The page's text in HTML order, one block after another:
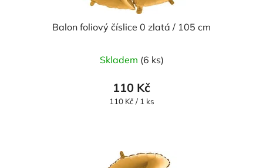
Balon foliový číslice 0 zlatá / 105 cm
hodnocení
produktu
je
hvězdiček.
Skladem (6 ks)
110 Kč
Měrná
110 Kč / 1 ks